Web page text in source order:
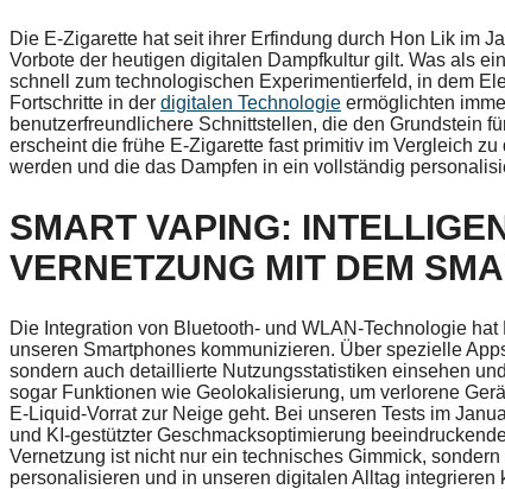
Die E-Zigarette hat seit ihrer Erfindung durch Hon Lik im
Vorbote der heutigen digitalen Dampfkultur gilt. Was als
schnell zum technologischen Experimentierfeld, in dem
Fortschritte in der digitalen Technologie ermöglichten
benutzerfreundlichere Schnittstellen, die den Grundstein
erscheint die frühe E-Zigarette fast primitiv im Vergleich
werden und die das Dampfen in ein vollständig
SMART VAPING:
VERNETZUNG MIT DEM
Die Integration von Bluetooth- und WLAN-Technologie
unseren Smartphones kommunizieren. Über spezielle
sondern auch detaillierte Nutzungsstatistiken einsehen
sogar Funktionen wie Geolokalisierung, um verlorene
E-Liquid-Vorrat zur Neige geht. Bei unseren Tests im
und KI-gestützter Geschmacksoptimierung
Vernetzung ist nicht nur ein technisches Gimmick,
personalisieren und in unseren digitalen Alltag integrieren